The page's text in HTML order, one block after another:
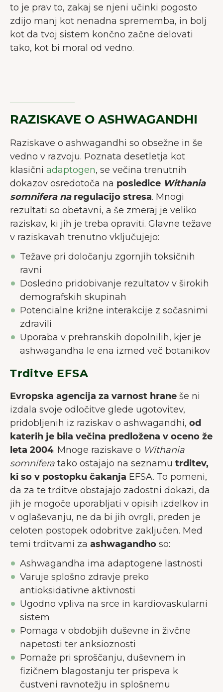
to je prav to, zakaj se njeni učinki pogosto
zdijo manj kot nenadna sprememba, in bolj
kot da tvoj sistem končno začne delovati
tako, kot bi moral od vedno.
RAZISKAVE O ASHWAGANDHI
Raziskave o ashwagandhi so obsežne in še
vedno v razvoju. Poznata desetletja kot
klasični adaptogen, se večina trenutnih
dokazov osredotoča na posledice Withania
somnifera na regulacijo stresa. Mnogi
rezultati so obetavni, a še zmeraj je veliko
raziskav, ki jih je treba opraviti. Glavne težave
v raziskavah trenutno vključujejo:
Težave pri določanju zgornjih toksičnih
ravni
Dosledno pridobivanje rezultatov v širokih
demografskih skupinah
Potencialne križne interakcije z sočasnimi
zdravili
Uporaba v prehranskih dopolnilih, kjer je
ashwagandha le ena izmed več botanikov
Trditve EFSA
Evropska agencija za varnost hrane še ni
izdala svoje odločitve glede ugotovitev,
pridobljenih iz raziskav o ashwagandhi, od
katerih je bila večina predložena v oceno že
leta 2004. Mnoge raziskave o Withania
somnifera tako ostajajo na seznamu trditev,
ki so v postopku čakanja EFSA. To pomeni,
da za te trditve obstajajo zadostni dokazi, da
jih je mogoče uporabljati v opisih izdelkov in
v oglaševanju, ne da bi jih ovrgli, preden je
celoten postopek odobritve zaključen. Med
temi trditvami za ashwagandho so:
Ashwagandha ima adaptogene lastnosti
Varuje splošno zdravje preko
antioksidativne aktivnosti
Ugodno vpliva na srce in kardiovaskularni
sistem
Pomaga v obdobjih duševne in živčne
napetosti ter anksioznosti
Pomaže pri sproščanju, duševnem in
fizičnem blagostanju ter prispeva k
čustveni ravnotežju in splošnemu